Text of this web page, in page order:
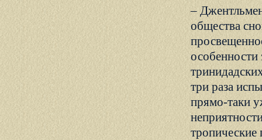
–
общества
особенности
три раза
прямо-таки
тропические